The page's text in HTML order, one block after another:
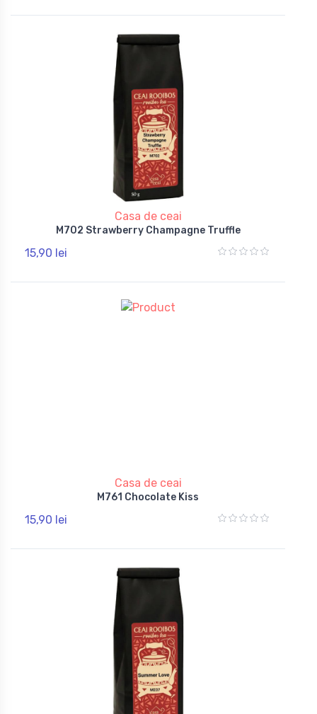
Casa de ceai
M702 Strawberry Champagne Truffle
15,90 lei
Casa de ceai
M761 Chocolate Kiss
15,90 lei